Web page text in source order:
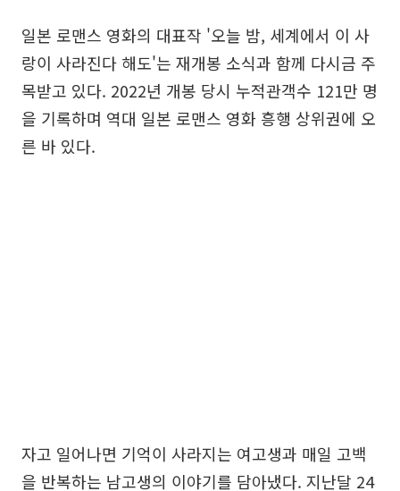
일본 로맨스 영화의 대표작 '오늘 밤, 세계에서 이 사
랑이 사라진다 해도'는 재개봉 소식과 함께 다시금 주
목받고 있다. 2022년 개봉 당시 누적관객수 121만 명
을 기록하며 역대 일본 로맨스 영화 흥행 상위권에 오
른 바 있다.
자고 일어나면 기억이 사라지는 여고생과 매일 고백
을 반복하는 남고생의 이야기를 담아냈다. 지난달 24